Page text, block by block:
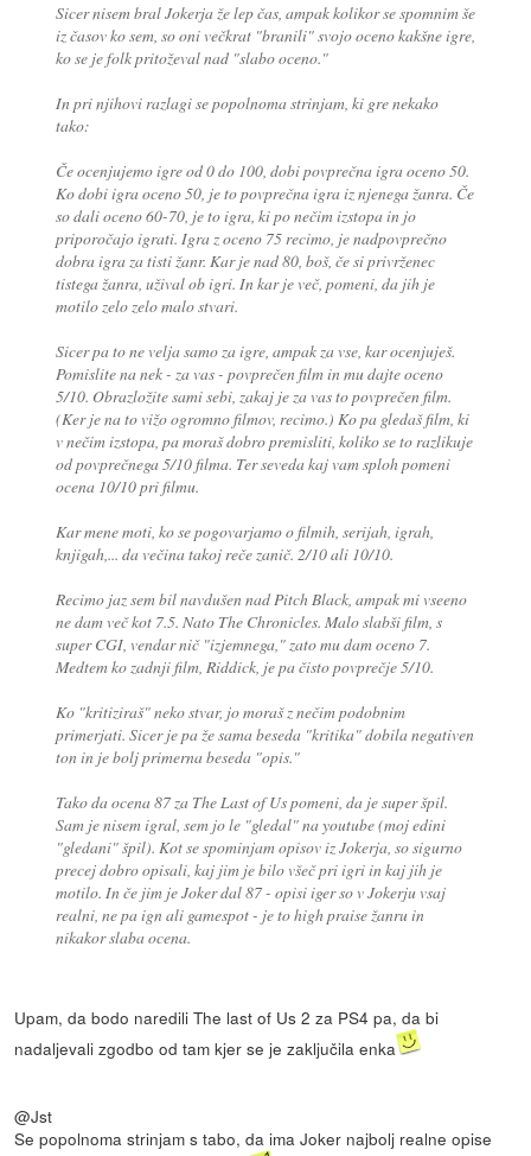
Sicer nisem bral Jokerja že lep čas, ampak kolikor se spomnim še
iz časov ko sem, so oni večkrat "branili" svojo oceno kakšne igre,
ko se je folk pritoževal nad "slabo oceno."
In pri njihovi razlagi se popolnoma strinjam, ki gre nekako
tako:
Če ocenjujemo igre od 0 do 100, dobi povprečna igra oceno 50.
Ko dobi igra oceno 50, je to povprečna igra iz njenega žanra. Če
so dali oceno 60-70, je to igra, ki po nečim izstopa in jo
priporočajo igrati. Igra z oceno 75 recimo, je nadpovprečno
dobra igra za tisti žanr. Kar je nad 80, boš, če si privrženec
tistega žanra, užival ob igri. In kar je več, pomeni, da jih je
motilo zelo zelo malo stvari.
Sicer pa to ne velja samo za igre, ampak za vse, kar ocenjuješ.
Pomislite na nek - za vas - povprečen film in mu dajte oceno
5/10. Obrazložite sami sebi, zakaj je za vas to povprečen film.
(Ker je na to vižo ogromno filmov, recimo.) Ko pa gledaš film, ki
v nečim izstopa, pa moraš dobro premisliti, koliko se to razlikuje
od povprečnega 5/10 filma. Ter seveda kaj vam sploh pomeni
ocena 10/10 pri filmu.
Kar mene moti, ko se pogovarjamo o filmih, serijah, igrah,
knjigah,... da večina takoj reče zanič. 2/10 ali 10/10.
Recimo jaz sem bil navdušen nad Pitch Black, ampak mi vseeno
ne dam več kot 7.5. Nato The Chronicles. Malo slabši film, s
super CGI, vendar nič "izjemnega," zato mu dam oceno 7.
Medtem ko zadnji film, Riddick, je pa čisto povprečje 5/10.
Ko "kritiziraš" neko stvar, jo moraš z nečim podobnim
primerjati. Sicer je pa že sama beseda "kritika" dobila negativen
ton in je bolj primerna beseda "opis."
Tako da ocena 87 za The Last of Us pomeni, da je super špil.
Sam je nisem igral, sem jo le "gledal" na youtube (moj edini
"gledani" špil). Kot se spominjam opisov iz Jokerja, so sigurno
precej dobro opisali, kaj jim je bilo všeč pri igri in kaj jih je
motilo. In če jim je Joker dal 87 - opisi iger so v Jokerju vsaj
realni, ne pa ign ali gamespot - je to high praise žanru in
nikakor slaba ocena.
Upam, da bodo naredili The last of Us 2 za PS4 pa, da bi
nadaljevali zgodbo od tam kjer se je zaključila enka
@Jst
Se popolnoma strinjam s tabo, da ima Joker najbolj realne opise